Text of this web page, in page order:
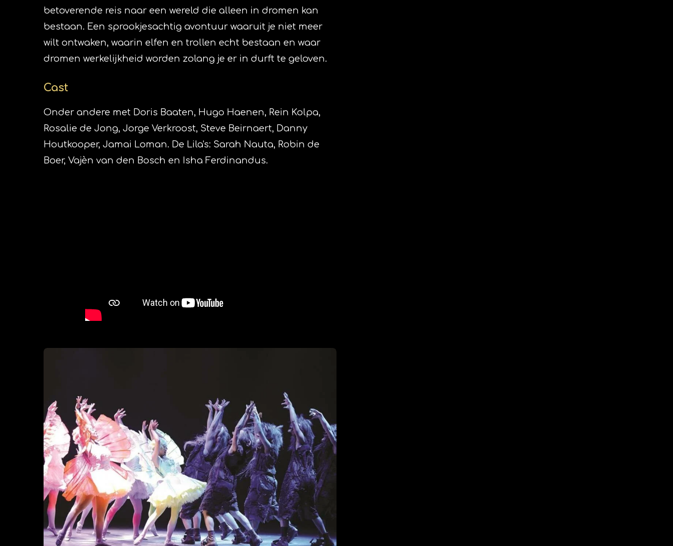
betoverende reis naar een wereld die alleen in dromen kan
bestaan. Een sprookjesachtig avontuur waaruit je niet meer
wilt ontwaken, waarin elfen en trollen echt bestaan en waar
dromen werkelijkheid worden zolang je er in durft te geloven.
Cast
Onder andere met Doris Baaten, Hugo Haenen, Rein Kolpa,
Rosalie de Jong, Jorge Verkroost, Steve Beirnaert, Danny
Houtkooper, Jamai Loman. De Lila's: Sarah Nauta, Robin de
Boer, Vajèn van den Bosch en Isha Ferdinandus.